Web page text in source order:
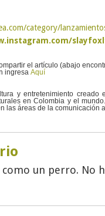
category/
el artículo (abajo
ingresa Aquí
y entretenimiento
en Colombia y el
las áreas de la comunicación
como un perro. No